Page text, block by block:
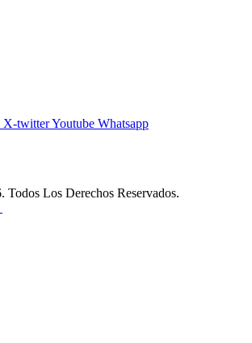
X-twitterYoutube Whatsapp
Los Derechos Reservados.